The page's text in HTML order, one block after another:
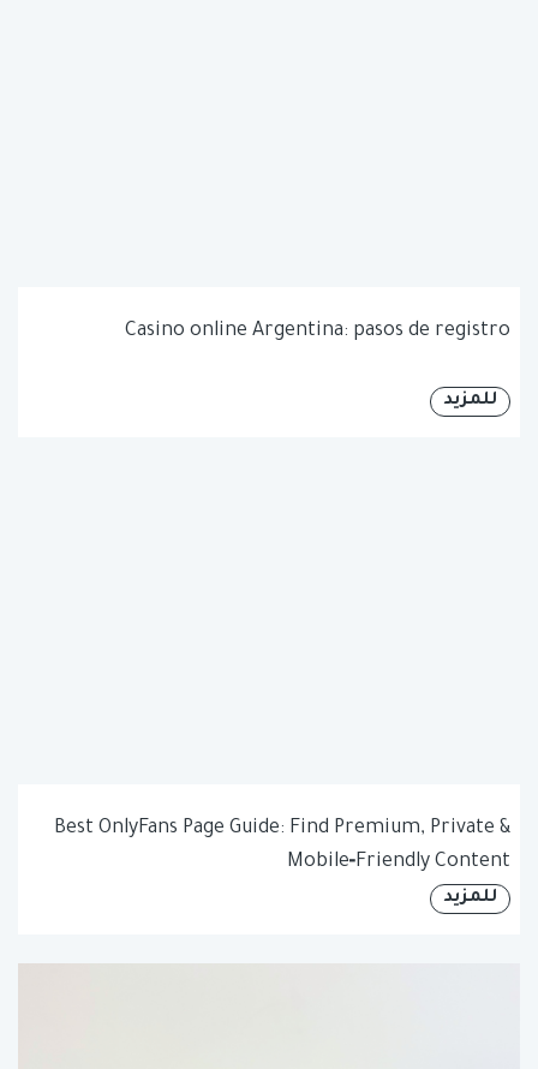
Casino online Argentina: pasos de registro
للمزيد
Best OnlyFans Page Guide: Find Premium, Private &
Mobile‑Friendly Content
للمزيد